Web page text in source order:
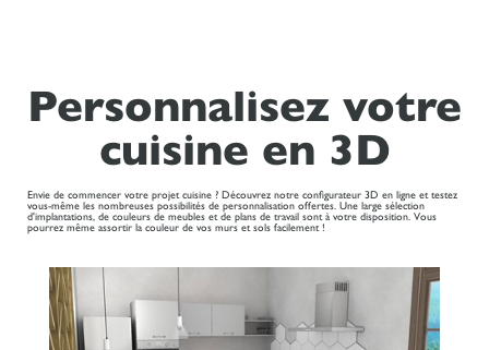
Personnalisez votre
cuisine en 3D
Envie de commencer votre projet cuisine ? Découvrez notre configurateur 3D en ligne et testez
vous-même les nombreuses possibilités de personnalisation offertes. Une large sélection
d'implantations, de couleurs de meubles et de plans de travail sont à votre disposition. Vous
pourrez même assortir la couleur de vos murs et sols facilement !